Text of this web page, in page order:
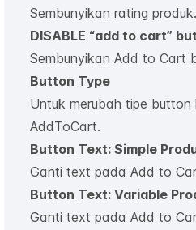
Sembunyikan rating produk.
DISABLE “add to cart”
Sembunyikan Add to Cart
Button Type
Untuk merubah tipe
AddToCart.
Button Text: Simple
Ganti text pada Add to
Button Text: Variable
Ganti text pada Add to